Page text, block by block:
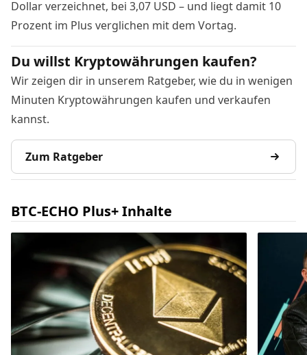
Dollar verzeichnet, bei 3,07 USD – und liegt damit 10
Prozent im Plus verglichen mit dem Vortag.
Du willst Kryptowährungen kaufen?
Wir zeigen dir in unserem Ratgeber, wie du in wenigen
Minuten Kryptowährungen kaufen und verkaufen
kannst.
Zum Ratgeber
BTC-ECHO Plus+ Inhalte